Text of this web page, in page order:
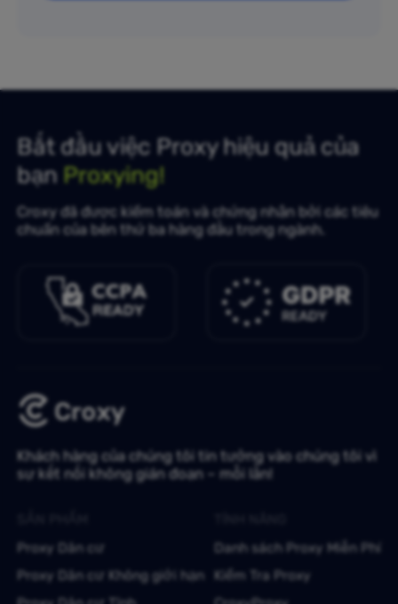
Bắt đầu việc Proxy hiệu quả của
bạn Proxying!
Croxy đã được kiểm toán và chứng nhận bởi các tiêu
chuẩn của bên thứ ba hàng đầu trong ngành.
Khách hàng của chúng tôi tin tưởng vào chúng tôi vì
sự kết nối không gián đoạn – mỗi lần!
Proxy Dân cư
Proxy Dân cư Không giới hạn
Danh sách Proxy Miễn Phí
Kiểm Tra Proxy